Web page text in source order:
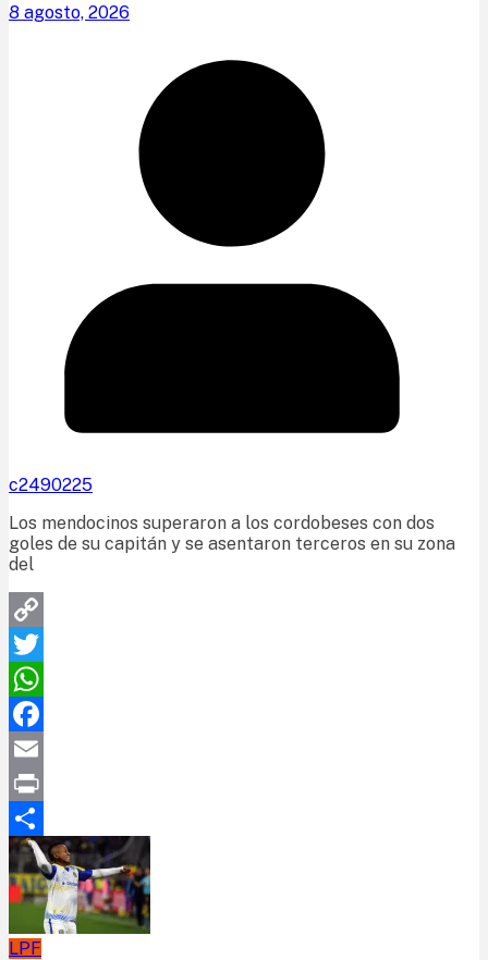
8 agosto, 2026
c2490225
Los mendocinos superaron a los cordobeses con dos
goles de su capitán y se asentaron terceros en su zona
del
Copy
Link
Twitter
WhatsApp
Facebook
Email
Print
Compartir
LPF